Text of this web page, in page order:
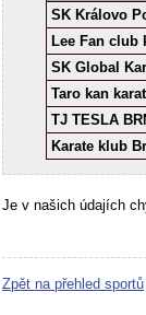
SK Královo
Lee Fan club
SK Global
Taro kan
TJ TESLA
Karate klub
Je v našich údajích
Zpět na přehled sportů